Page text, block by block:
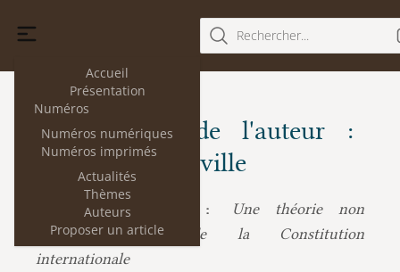
Accueil
Présentation
Numéros
Numéros numériques
Numéros imprimés
Actualités
Thèmes
Auteurs
Proposer un article
Rechercher...
Les articles de l'auteur :
Olivier de Frouville
Olivier de Frouville :
Une théorie non
constitutionnaliste de la Constitution
internationale